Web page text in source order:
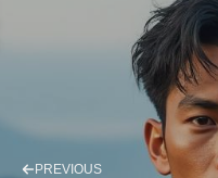
PREVIOUS